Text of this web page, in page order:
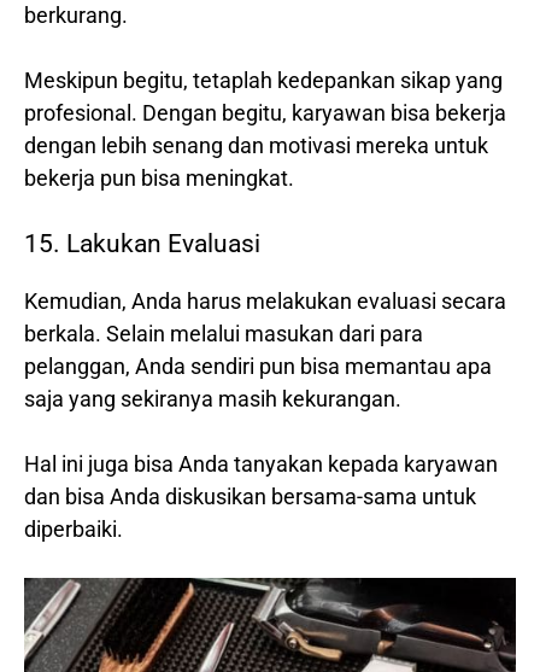
berkurang.
Meskipun begitu, tetaplah kedepankan sikap yang
profesional. Dengan begitu, karyawan bisa bekerja
dengan lebih senang dan motivasi mereka untuk
bekerja pun bisa meningkat.
15. Lakukan Evaluasi
Kemudian, Anda harus melakukan evaluasi secara
berkala. Selain melalui masukan dari para
pelanggan, Anda sendiri pun bisa memantau apa
saja yang sekiranya masih kekurangan.
Hal ini juga bisa Anda tanyakan kepada karyawan
dan bisa Anda diskusikan bersama-sama untuk
diperbaiki.